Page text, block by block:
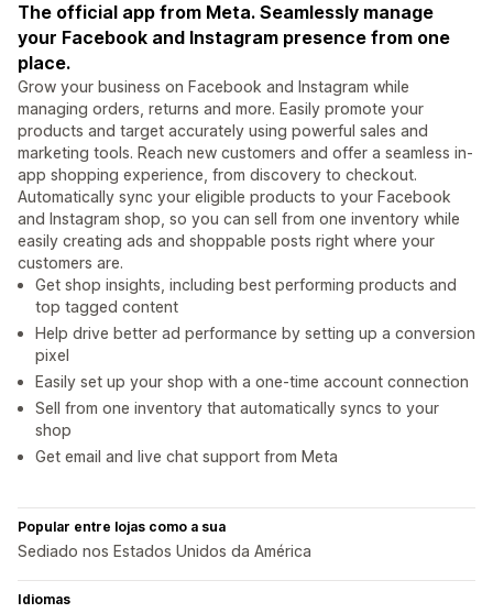
The official app from Meta. Seamlessly manage
your Facebook and Instagram presence from one
place.
Grow your business on Facebook and Instagram while
managing orders, returns and more. Easily promote your
products and target accurately using powerful sales and
marketing tools. Reach new customers and offer a seamless in-
app shopping experience, from discovery to checkout.
Automatically sync your eligible products to your Facebook
and Instagram shop, so you can sell from one inventory while
easily creating ads and shoppable posts right where your
customers are.
Get shop insights, including best performing products and
top tagged content
Help drive better ad performance by setting up a conversion
pixel
Easily set up your shop with a one-time account connection
Sell from one inventory that automatically syncs to your
shop
Get email and live chat support from Meta
Popular entre lojas como a sua
Sediado nos Estados Unidos da América
Idiomas